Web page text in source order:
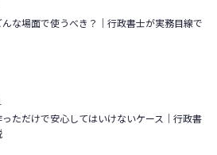
な場面で使うべき？｜行政書士が実務目線で
ただけで安心してはいけないケース｜行政書